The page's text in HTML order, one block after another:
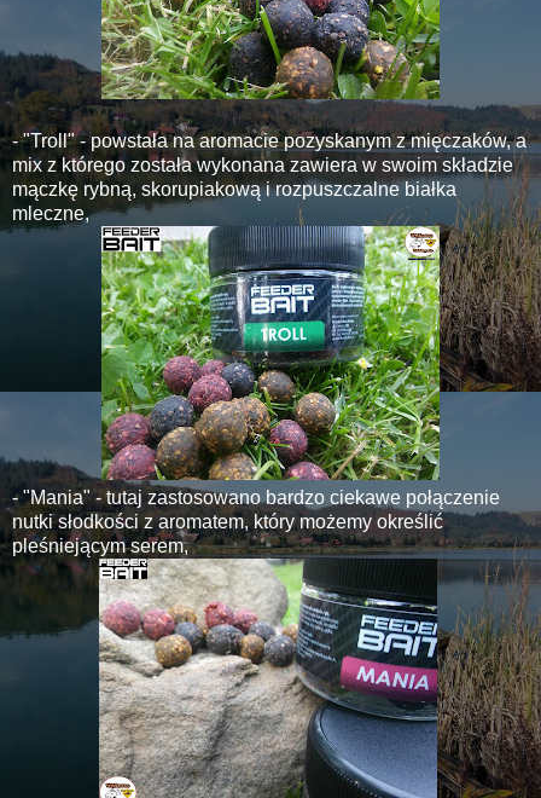
- "Troll" - powstała na aromacie pozyskanym z mięczaków, a
mix z którego została wykonana zawiera w swoim składzie
mączkę rybną, skorupiakową i rozpuszczalne białka
mleczne,
- "Mania" - tutaj zastosowano bardzo ciekawe połączenie
nutki słodkości z aromatem, który możemy określić
pleśniejącym serem,